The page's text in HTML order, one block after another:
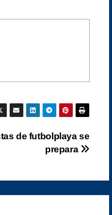
de futbolplaya se
prepara